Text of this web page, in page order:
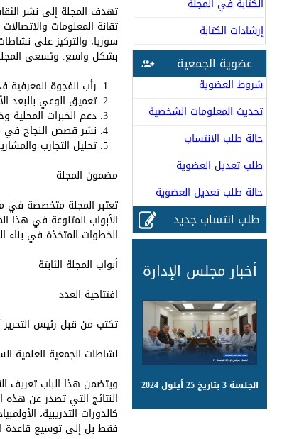
تهدف المجلة إلى نشر
تقانة المعلومات
سوريا، والتركيز على
بشكل واسع. وتسعى
رأب الفجوة المعرفية
تعميق الوعي بالبعد
دعم الخبرات المحلية
نشر قصص النجاح في
تحليل التجارب
مضمون المجلة
تعتبر المجلة متخصصة في
الأبواب المتنوعة في هذا
الخطوات المتخذة في بناء
أبواب المجلة الثابتة
افتتاحية العدد
تكتب من قبل رئيس التحرير
نشاطات الجمعية العلمية
ويتضمن هذا الباب تعريف
النتائج التي تصدر عن
كالدورات التدريبية،
فقط بل إلى توسيع قاعدة
الكتابة في المجلة
إرشادات الكتابة
عضوية الجمعية
شروط العضوية
تحديث المعلومات الشخصية
حالة طلب الانتساب
طلب تعديل العضوية
حالة طلب تعديل العضوية
طلب انتساب جديد
أخبار مجلس الإدارة
الجلسة 3 بتاريخ 25 أيلول 2024